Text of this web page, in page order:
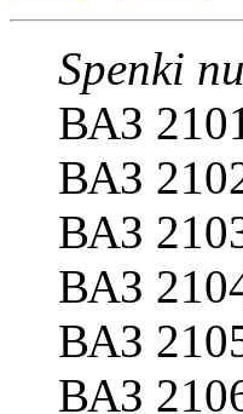
Spenki
ВАЗ 2101
ВАЗ
ВАЗ
ВАЗ
ВАЗ
ВАЗ